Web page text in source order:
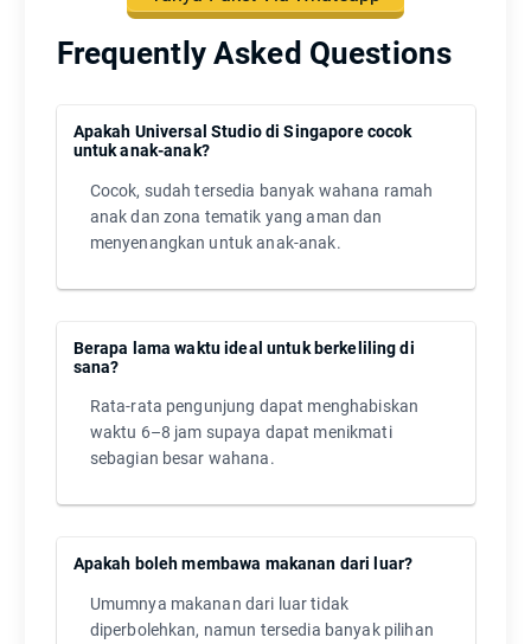
Frequently Asked Questions
Apakah Universal Studio di Singapore cocok
untuk anak-anak?
Cocok, sudah tersedia banyak wahana ramah
anak dan zona tematik yang aman dan
menyenangkan untuk anak-anak.
Berapa lama waktu ideal untuk berkeliling di
sana?
Rata-rata pengunjung dapat menghabiskan
waktu 6–8 jam supaya dapat menikmati
sebagian besar wahana.
Apakah boleh membawa makanan dari luar?
Umumnya makanan dari luar tidak
diperbolehkan, namun tersedia banyak pilihan